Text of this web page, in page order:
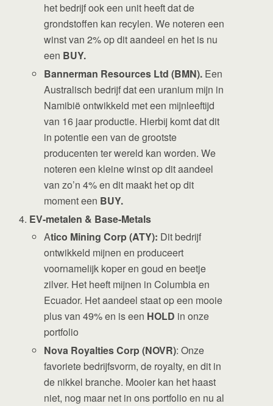
het bedrijf ook een unit heeft dat de
grondstoffen kan recylen. We noteren een
winst van 2% op dit aandeel en het is nu
een BUY.
Bannerman Resources Ltd (BMN). Een
Australisch bedrijf dat een uranium mijn in
Namibië ontwikkeld met een mijnleeftijd
van 16 jaar productie. Hierbij komt dat dit
in potentie een van de grootste
producenten ter wereld kan worden. We
noteren een kleine winst op dit aandeel
van zo’n 4% en dit maakt het op dit
moment een BUY.
EV-metalen & Base-Metals
Atico Mining Corp (ATY): Dit bedrijf
ontwikkeld mijnen en produceert
voornamelijk koper en goud en beetje
zilver. Het heeft mijnen in Columbia en
Ecuador. Het aandeel staat op een mooie
plus van 49% en is een HOLD in onze
portfolio
Nova Royalties Corp (NOVR): Onze
favoriete bedrijfsvorm, de royalty, en dit in
de nikkel branche. Mooier kan het haast
niet, nog maar net in ons portfolio en nu al